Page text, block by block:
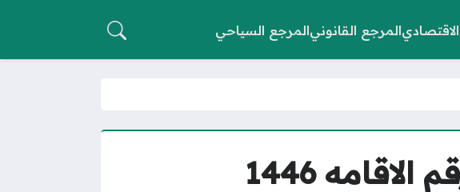
المرجع القانونيالمرجع السياحي
1446